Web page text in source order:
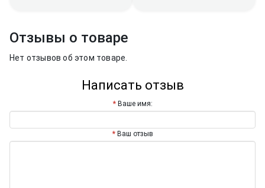
Отзывы о товаре
Нет отзывов об этом товаре.
Написать отзыв
Ваше имя:
Ваш отзыв